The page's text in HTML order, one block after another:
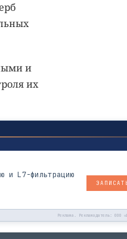
и
их
и L7-фильтрацию
Реклама. Рекламодатель: